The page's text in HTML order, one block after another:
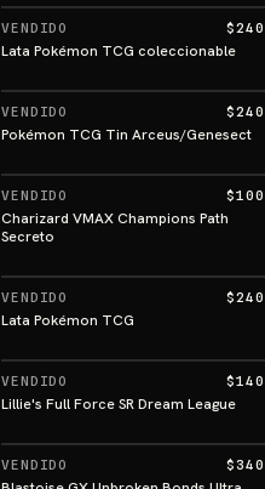
VENDIDO $240
Lata Pokémon TCG coleccionable
VENDIDO $240
Pokémon TCG Tin Arceus/Genesect
VENDIDO $100
Charizard VMAX Champions Path
Secreto
VENDIDO $240
Lata Pokémon TCG
VENDIDO $140
Lillie's Full Force SR Dream League
VENDIDO $340